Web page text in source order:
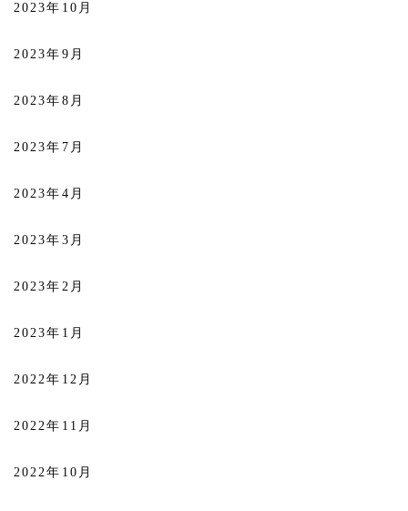
2023年10月
2023年9月
2023年8月
2023年7月
2023年4月
2023年3月
2023年2月
2023年1月
2022年12月
2022年11月
2022年10月